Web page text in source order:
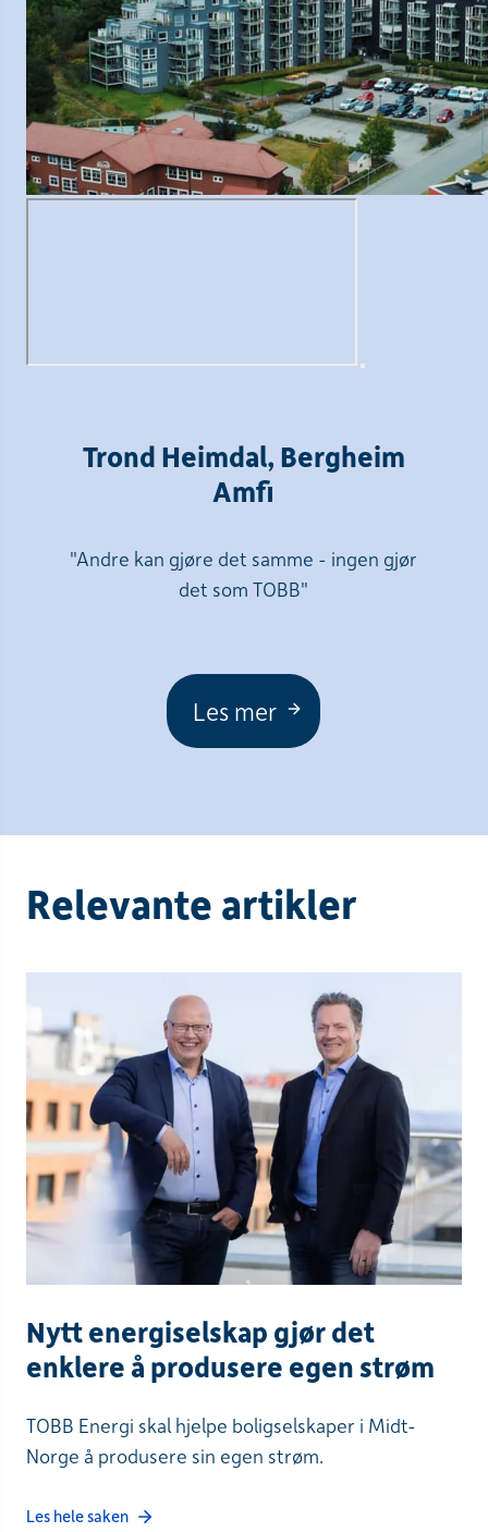
Trond Heimdal, Bergheim
Amfi
"Andre kan gjøre det samme - ingen gjør
det som TOBB"
Les mer
Relevante artikler
Nytt energiselskap gjør det
enklere å produsere egen strøm
TOBB Energi skal hjelpe boligselskaper i Midt-
Norge å produsere sin egen strøm.
Les hele saken